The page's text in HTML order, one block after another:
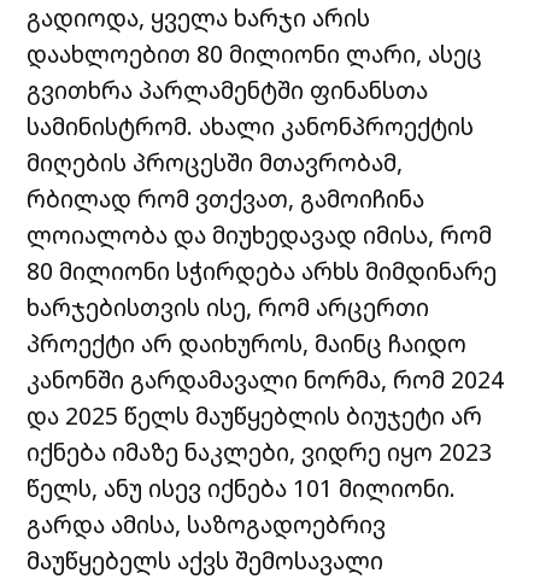
გადიოდა, ყველა ხარჯი არის
დაახლოებით 80 მილიონი ლარი, ასეც
გვითხრა პარლამენტში ფინანსთა
სამინისტრომ. ახალი კანონპროექტის
მიღების პროცესში მთავრობამ,
რბილად რომ ვთქვათ, გამოიჩინა
ლოიალობა და მიუხედავად იმისა, რომ
80 მილიონი სჭირდება არხს მიმდინარე
ხარჯებისთვის ისე, რომ არცერთი
პროექტი არ დაიხუროს, მაინც ჩაიდო
კანონში გარდამავალი ნორმა, რომ 2024
და 2025 წელს მაუწყებლის ბიუჯეტი არ
იქნება იმაზე ნაკლები, ვიდრე იყო 2023
წელს, ანუ ისევ იქნება 101 მილიონი.
გარდა ამისა, საზოგადოებრივ
მაუწყებელს აქვს შემოსავალი